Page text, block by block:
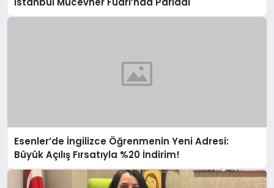
Esenler’de İngilizce Öğrenmenin Yeni Adresi:
Büyük Açılış Fırsatıyla %20 İndirim!